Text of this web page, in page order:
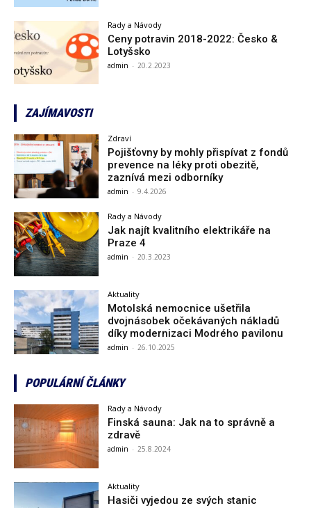
Rady a Návody
Ceny potravin 2018-2022: Česko &
Lotyšsko
admin - 20.2.2023
ZAJÍMAVOSTI
Zdraví
Pojišťovny by mohly přispívat z fondů
prevence na léky proti obezitě,
zaznívá mezi odborníky
admin - 9.4.2026
Rady a Návody
Jak najít kvalitního elektrikáře na
Praze 4
admin - 20.3.2023
Aktuality
Motolská nemocnice ušetřila
dvojnásobek očekávaných nákladů
díky modernizaci Modrého pavilonu
admin - 26.10.2025
POPULÁRNÍ ČLÁNKY
Rady a Návody
Finská sauna: Jak na to správně a
zdravě
admin - 25.8.2024
Aktuality
Hasiči vyjedou ze svých stanic